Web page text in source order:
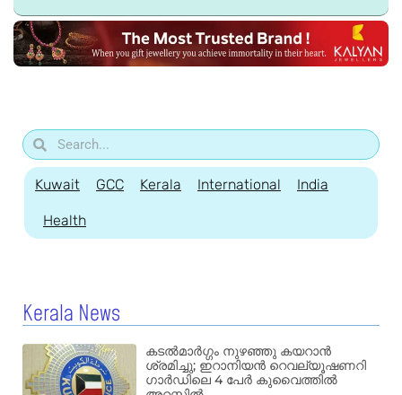
Kuwait GCC Kerala International India
Health
Kerala News
കടൽമാർഗ്ഗം നുഴഞ്ഞു കയറാൻ
ശ്രമിച്ചു; ഇറാനിയൻ റെവല്യൂഷണറി
ഗാർഡിലെ 4 പേർ കുവൈത്തിൽ